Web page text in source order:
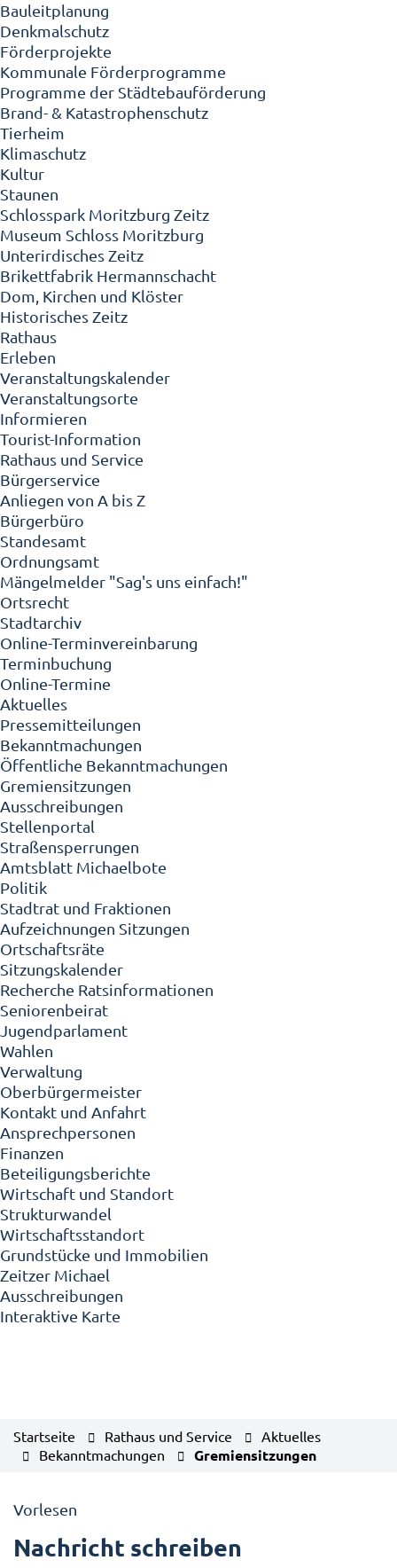
Bauleitplanung
Denkmalschutz
Förderprojekte
Kommunale Förderprogramme
Programme der Städtebauförderung
Brand- & Katastrophenschutz
Tierheim
Klimaschutz
Kultur
Staunen
Schlosspark Moritzburg Zeitz
Museum Schloss Moritzburg
Unterirdisches Zeitz
Brikettfabrik Hermannschacht
Dom, Kirchen und Klöster
Historisches Zeitz
Rathaus
Erleben
Veranstaltungskalender
Veranstaltungsorte
Informieren
Tourist-Information
Rathaus und Service
Bürgerservice
Anliegen von A bis Z
Bürgerbüro
Standesamt
Ordnungsamt
Mängelmelder "Sag's uns einfach!"
Ortsrecht
Stadtarchiv
Online-Terminvereinbarung
Terminbuchung
Online-Termine
Aktuelles
Pressemitteilungen
Bekanntmachungen
Öffentliche Bekanntmachungen
Gremiensitzungen
Ausschreibungen
Stellenportal
Straßensperrungen
Amtsblatt Michaelbote
Politik
Stadtrat und Fraktionen
Aufzeichnungen Sitzungen
Ortschaftsräte
Sitzungskalender
Recherche Ratsinformationen
Seniorenbeirat
Jugendparlament
Wahlen
Verwaltung
Oberbürgermeister
Kontakt und Anfahrt
Ansprechpersonen
Finanzen
Beteiligungsberichte
Wirtschaft und Standort
Strukturwandel
Wirtschaftsstandort
Grundstücke und Immobilien
Zeitzer Michael
Ausschreibungen
Interaktive Karte
Startseite Rathaus und Service
Aktuelles
Bekanntmachungen
Gremiensitzungen
Vorlesen
Nachricht schreiben